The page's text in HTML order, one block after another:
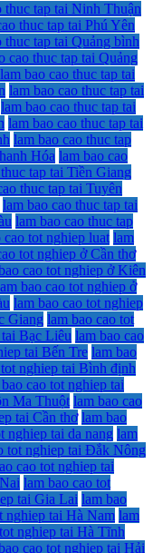
thuc tap tai Ninh Thuận
thuc tap tai Phú Yên
thuc tap tai Quảng bình
cao thuc tap tai Quảng
lam bao cao thuc tap tai
lam bao cao thuc tap tai
lam bao cao thuc tap tai
lam bao cao thuc tap tai
lam bao cao thuc tap
Hóa lam bao cao
tap tai Tiền Giang
thuc tap tai Tuyên
lam bao cao thuc tap tai
lam bao cao thuc tap
cao tot nghiep luat lam
tot nghiep ở Cần thơ
cao tot nghiep ở Kiên
bao cao tot nghiep ở
lam bao cao tot nghiep
Giang lam bao cao tot
Bạc Liêu lam bao cao
tai Bến Tre lam bao
nghiep tai Bình định
cao tot nghiep tai
Ma Thuột lam bao cao
tai Cần thơ lam bao
nghiep tai da nang lam
tot nghiep tai Đắk Nông
cao tot nghiep tai
lam bao cao tot
tai Gia Lai lam bao
nghiep tai Hà Nam lam
nghiep tai Hà Tĩnh
cao tot nghiep tai Hải